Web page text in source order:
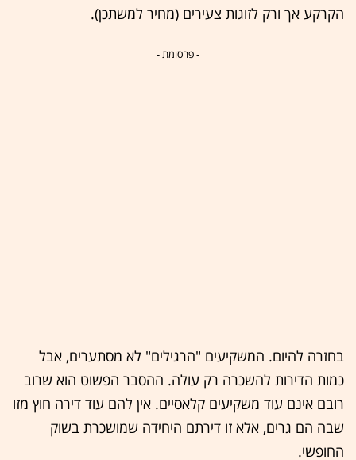
הקרקע אך ורק לזוגות צעירים (מחיר למשתכן).
- פרסומת -
בחזרה להיום. המשקיעים "הרגילים" לא מסתערים, אבל
כמות הדירות להשכרה רק עולה. ההסבר הפשוט הוא שרוב
רובם אינם עוד משקיעים קלאסיים. אין להם עוד דירה חוץ מזו
שבה הם גרים, אלא זו דירתם היחידה שמושכרת בשוק
החופשי.